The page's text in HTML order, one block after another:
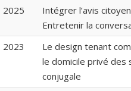
2025
Intégrer l’avis
Entretenir la
2023
Le design tenant
le domicile privé des
conjugale